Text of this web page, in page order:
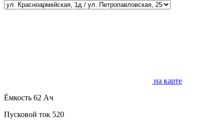
на карте
Ёмкость 62 Ач
Пусковой ток 520